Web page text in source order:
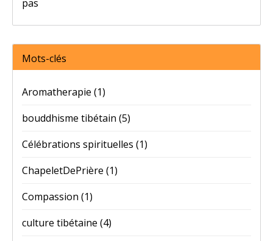
pas
Mots-clés
Aromatherapie (1)
bouddhisme tibétain (5)
Célébrations spirituelles (1)
ChapeletDePrière (1)
Compassion (1)
culture tibétaine (4)